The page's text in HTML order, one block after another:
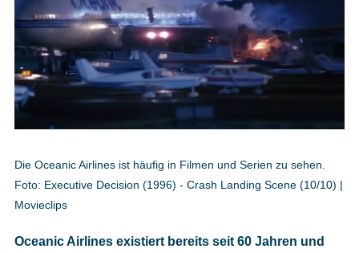
Podcast
Impressum
Datenschutz
Die Oceanic Airlines ist häufig in Filmen und Serien zu sehen.
Foto: Executive Decision (1996) - Crash Landing Scene (10/10) |
Movieclips
Oceanic Airlines existiert bereits seit 60 Jahren und